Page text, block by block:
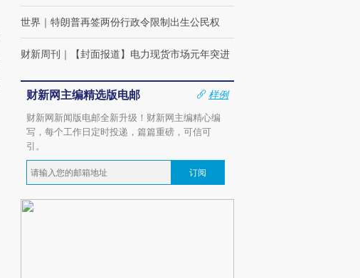
世界 ｜ 特朗普再签两份行政令限制出生公民权
财新周刊 ｜ 【封面报道】电力现货市场元年突进
财新网主编精选版电邮
样例
财新网新闻版电邮全新升级！财新网主编精心编
写，每个工作日定时投递，篇篇重磅，可信可
引。
订阅